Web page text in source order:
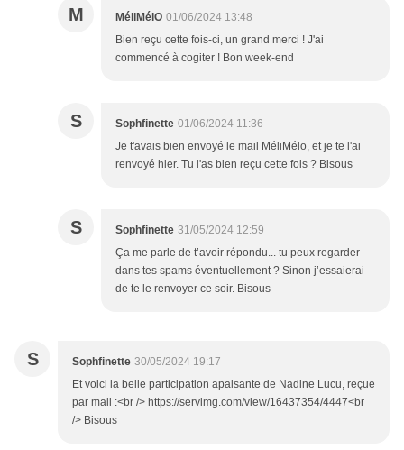
M MéliMélO 01/06/2024 13:48
Bien reçu cette fois-ci, un grand merci ! J'ai
commencé à cogiter ! Bon week-end
S Sophfinette 01/06/2024 11:36
Je t'avais bien envoyé le mail MéliMélo, et je te l'ai
renvoyé hier. Tu l'as bien reçu cette fois ? Bisous
S Sophfinette 31/05/2024 12:59
Ça me parle de t’avoir répondu... tu peux regarder
dans tes spams éventuellement ? Sinon j’essaierai
de te le renvoyer ce soir. Bisous
S Sophfinette 30/05/2024 19:17
Et voici la belle participation apaisante de Nadine Lucu, reçue
par mail :<br /> https://servimg.com/view/16437354/4447<br
/> Bisous